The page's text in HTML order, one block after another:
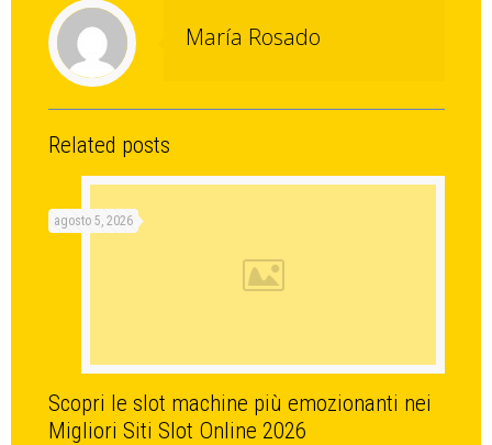
María Rosado
Related posts
agosto 5, 2026
Scopri le slot machine più emozionanti nei
Migliori Siti Slot Online 2026